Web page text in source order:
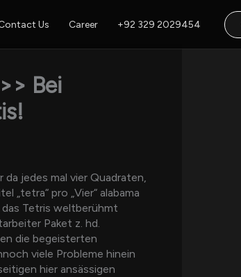
Us Career +92 329 2029454
Bei
jedes mal vier Quadraten,
„tetra“ pro „Vier“ alabama
Tetris weltberühmt
Paket z. hd.
die begeisterten
viele Probleme hinein
hier ansässigen